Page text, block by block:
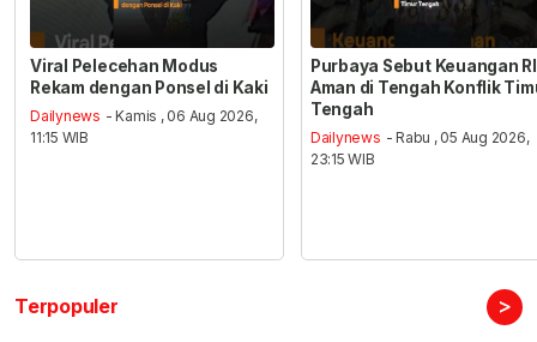
Viral Pelecehan Modus
Rekam dengan Ponsel di Kaki
Dailynews - Kamis , 06 Aug 2026,
11:15 WIB
Purbaya Sebut Keuangan RI
Aman di Tengah Konflik
Tengah
Dailynews - Rabu , 05 Aug 2026,
23:15 WIB
Terpopuler >